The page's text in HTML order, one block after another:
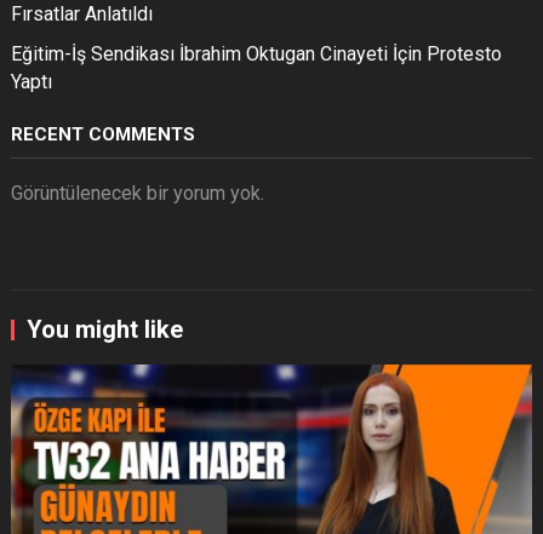
Fırsatlar Anlatıldı
Eğitim-İş Sendikası İbrahim Oktugan Cinayeti İçin Protesto
Yaptı
RECENT COMMENTS
Görüntülenecek bir yorum yok.
You might like